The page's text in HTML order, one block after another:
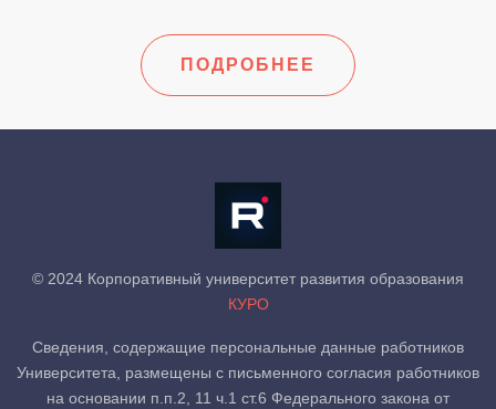
ПОДРОБНЕЕ
© 2024 Корпоративный университет развития образования
КУРО
Сведения, содержащие персональные данные работников
Университета, размещены с письменного согласия работников
на основании п.п.2, 11 ч.1 ст.6 Федерального закона от